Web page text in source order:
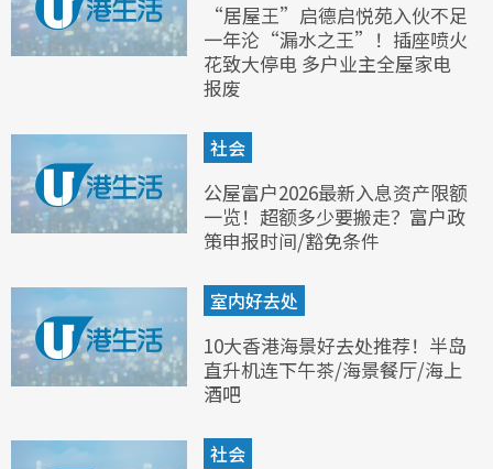
“居屋王”启德启悦苑入伙不足
一年沦“漏水之王”！插座喷火
花致大停电 多户业主全屋家电
报废
社会
公屋富户2026最新入息资产限额
一览！超额多少要搬走？富户政
策申报时间/豁免条件
室内好去处
10大香港海景好去处推荐！半岛
直升机连下午茶/海景餐厅/海上
酒吧
社会